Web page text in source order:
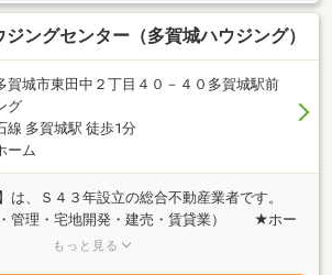
ジングセンター（多賀城ハウジング）
賀城市東田中２丁目４０－４０多賀城駅前
グ
線 多賀城駅 徒歩1分
ーム
は、Ｓ４３年設立の総合不動産業者です。
・管理・宅地開発・建売・賃貸業） ★ホー
台港周辺特集もあり物件満載です★是非ご覧
もっと見る